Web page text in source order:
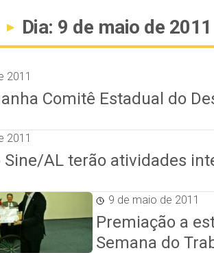
▸ Dia: 9 de maio de 2011
2011
Comitê Estadual do
2011
Sine/AL terão atividades
9 de maio de 2011
Premiação a
Semana do